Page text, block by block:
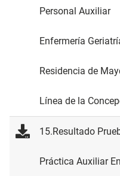
Personal Auxiliar
Enfermería
Residencia de
Línea de la
15.Resultado
Práctica Auxiliar